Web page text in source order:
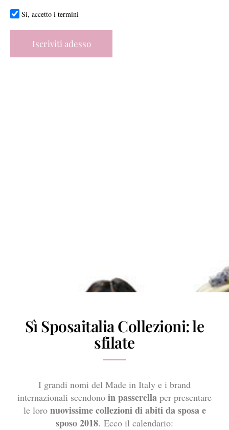
Si, accetto i termini
Iscriviti adesso
Sì Sposaitalia Collezioni: le
sfilate
I grandi nomi del Made in Italy e i brand
internazionali scendono in passerella per presentare
le loro nuovissime collezioni di abiti da sposa e
sposo 2018. Ecco il calendario: